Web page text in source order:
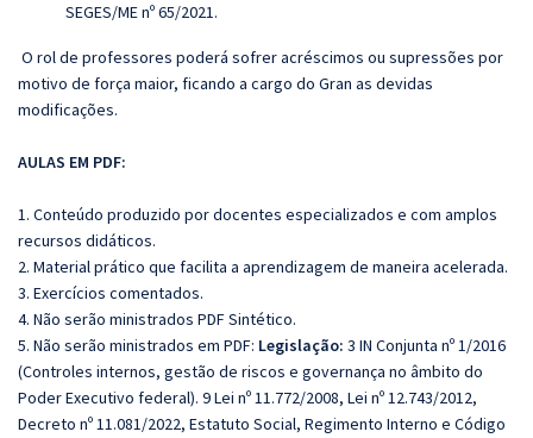
SEGES/ME nº 65/2021.
O rol de professores poderá sofrer acréscimos ou supressões por
motivo de força maior, ficando a cargo do Gran as devidas
modificações.
AULAS EM PDF:
1. Conteúdo produzido por docentes especializados e com amplos
recursos didáticos.
2. Material prático que facilita a aprendizagem de maneira acelerada.
3. Exercícios comentados.
4. Não serão ministrados PDF Sintético.
5. Não serão ministrados em PDF: Legislação: 3 IN Conjunta nº 1/2016
(Controles internos, gestão de riscos e governança no âmbito do
Poder Executivo federal). 9 Lei nº 11.772/2008, Lei nº 12.743/2012,
Decreto nº 11.081/2022, Estatuto Social, Regimento Interno e Código